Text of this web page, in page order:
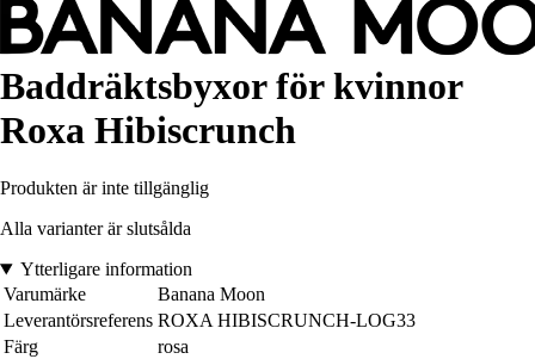
Baddräktsbyxor för kvinnor
Roxa Hibiscrunch
Produkten är inte tillgänglig
Alla varianter är slutsålda
Ytterligare information
Varumärke
Banana Moon
Leverantörsreferens ROXA HIBISCRUNCH-LOG33
Färg
rosa